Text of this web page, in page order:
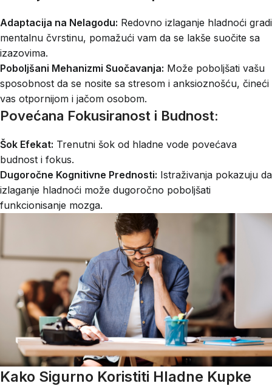
Adaptacija na Nelagodu: Redovno izlaganje hladnoći gradi
mentalnu čvrstinu, pomažući vam da se lakše suočite sa
izazovima.
Poboljšani Mehanizmi Suočavanja: Može poboljšati vašu
sposobnost da se nosite sa stresom i anksioznošću, čineći
vas otpornijom i jačom osobom.
Povećana Fokusiranost i Budnost:
Šok Efekat: Trenutni šok od hladne vode povećava
budnost i fokus.
Dugoročne Kognitivne Prednosti: Istraživanja pokazuju da
izlaganje hladnoći može dugoročno poboljšati
funkcionisanje mozga.
Kako Sigurno Koristiti Hladne Kupke